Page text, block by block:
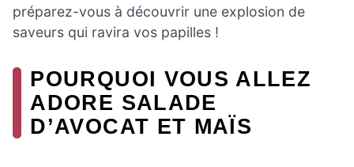
préparez-vous à découvrir une explosion de
saveurs qui ravira vos papilles !
POURQUOI VOUS ALLEZ
ADORE SALADE
D’AVOCAT ET MAÏS